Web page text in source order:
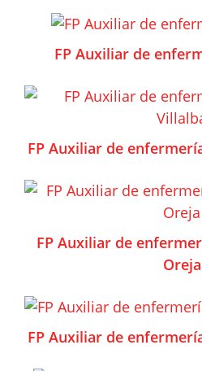
FP Auxiliar de
FP Auxiliar de
FP Auxiliar de
Oreja
FP Auxiliar de